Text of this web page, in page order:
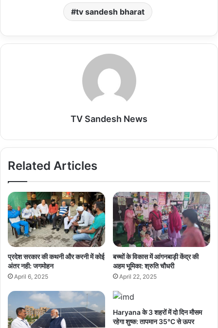
tv sandesh bharat
TV Sandesh News
Related Articles
प्रदेश सरकार की कथनी और करनी में कोई
अंतर नही: जगमोहन
April 6, 2025
बच्चों के विकास में आंगनबाड़ी केंद्र की
अहम भूमिका: श्रुति चौधरी
April 22, 2025
Haryana के 3 शहरों में दो दिन मौसम
रहेगा शुष्क: तापमान 35°C से ऊपर